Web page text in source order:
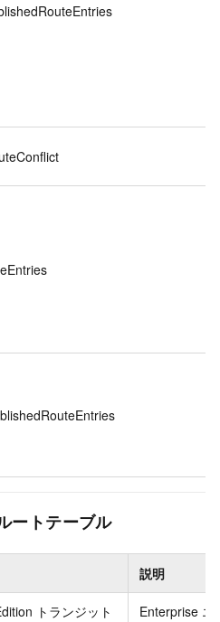
ートテーブル
説明
トランジット
Enterprise エ